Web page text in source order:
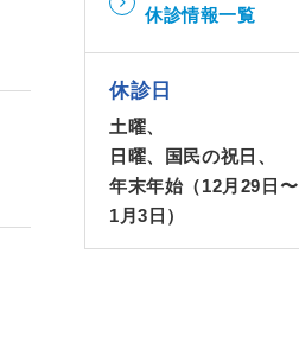
休診情報一覧
休診日
土曜、
日曜、国民の祝日、
年末年始（12月29日〜
1月3日）